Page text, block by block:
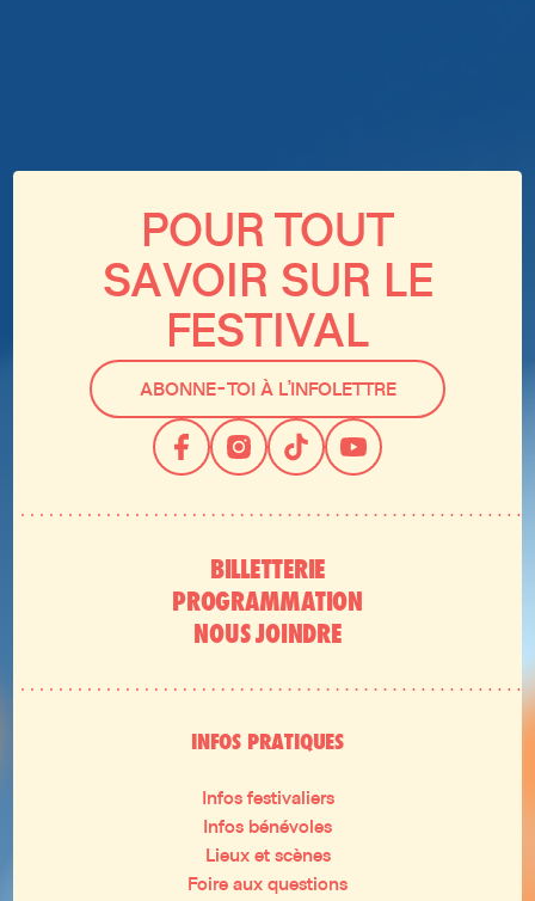
POUR TOUT
SAVOIR SUR LE
FESTIVAL
ABONNE-TOI À L’INFOLETTRE
BILLETTERIE
PROGRAMMATION
NOUS JOINDRE
INFOS PRATIQUES
Infos festivaliers
Infos bénévoles
Lieux et scènes
Foire aux questions